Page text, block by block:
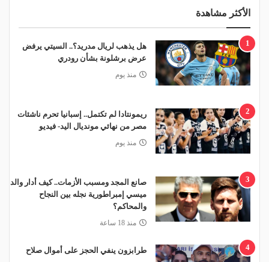
الأكثر مشاهدة
1
هل يذهب لريال مدريد؟.. السيتي يرفض
عرض برشلونة بشأن رودري
منذ يوم
2
ريمونتادا لم تكتمل.. إسبانيا تحرم ناشئات
مصر من نهائي مونديال اليد- فيديو
منذ يوم
3
صانع المجد ومسبب الأزمات.. كيف أدار والد
ميسي إمبراطورية نجله بين النجاح
والمحاكم؟
منذ 18 ساعة
4 طرابزون ينفي الحجز على أموال صلاح